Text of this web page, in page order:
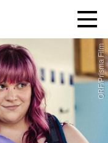
ORF/Prisma Film